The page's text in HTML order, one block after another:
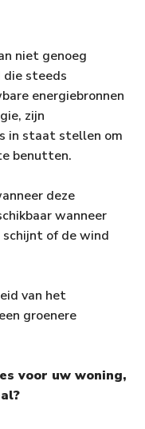
niet genoeg
die steeds
energiebronnen
zijn
in staat stellen om
benutten.
deze
wanneer
of de wind
van het
groenere
voor uw woning,